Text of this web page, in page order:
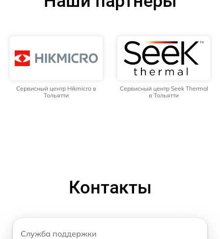
Сервисный центр Hikmicro в
Тольятти
Сервисный центр Seek Thermal
в Тольятти
Контакты
Служба поддержки